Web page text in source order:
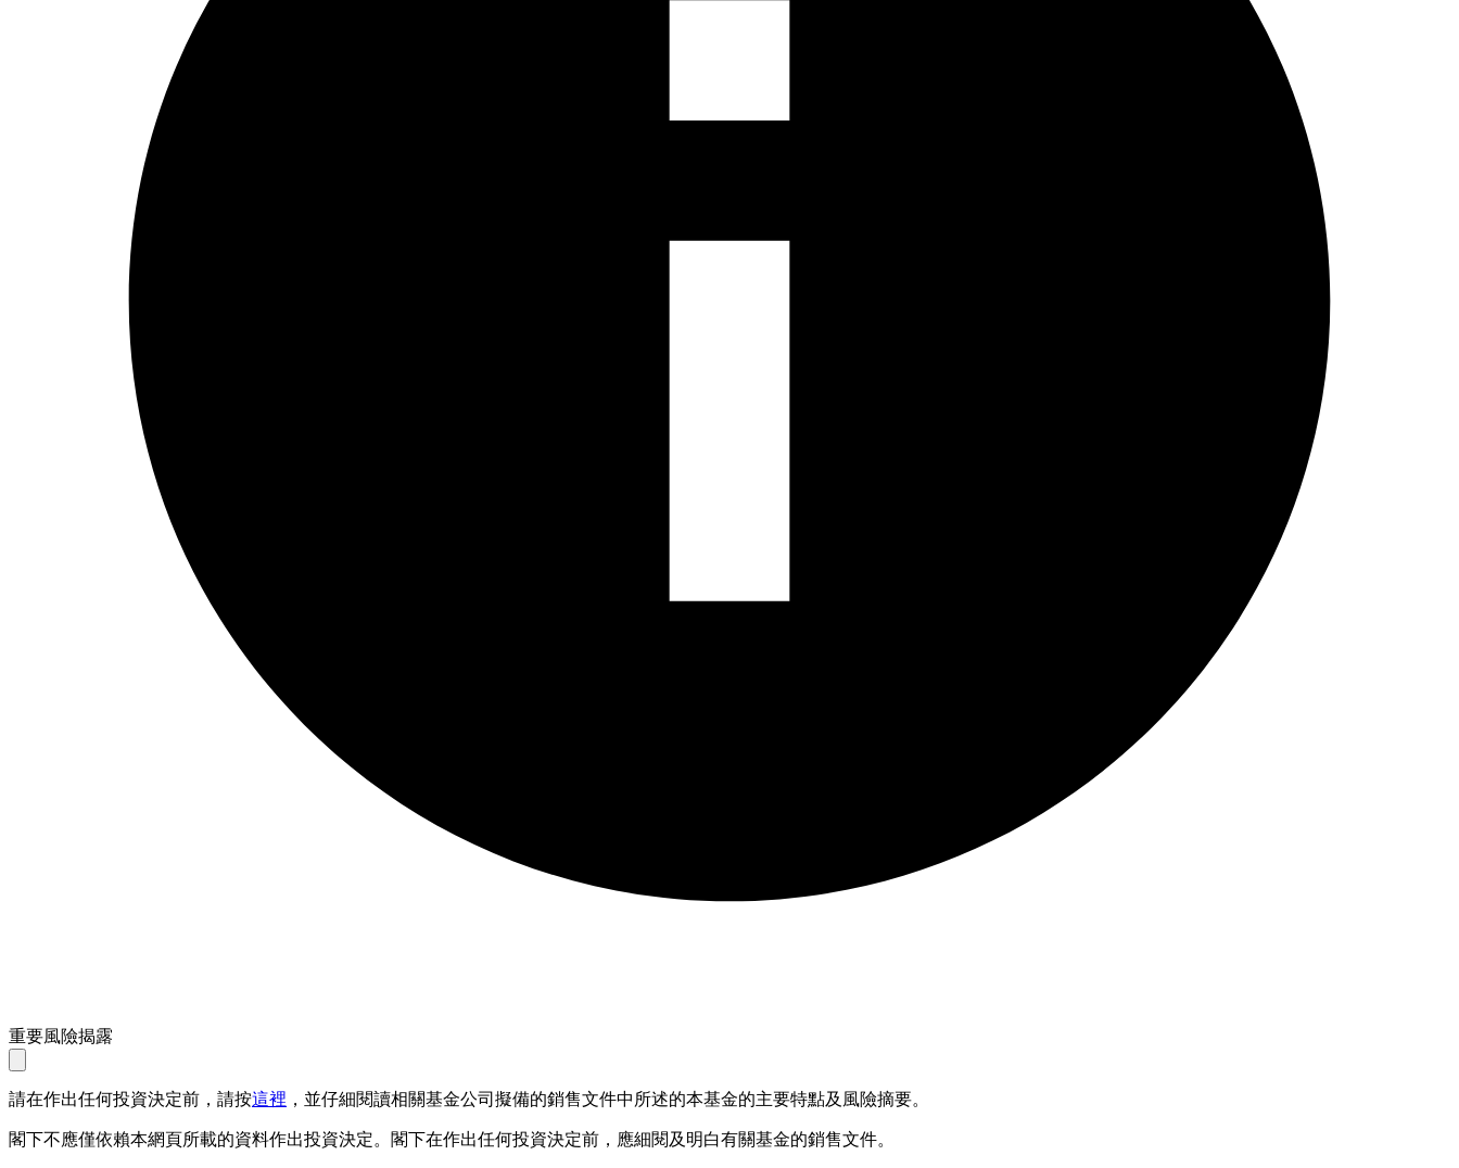
重要風險揭露
請在作出任何投資決定前，請按這裡 ，並仔細閱讀相關基金公司擬備的銷售文件中所述的本基金的主要特點及風險摘要。
閣下不應僅依賴本網頁所載的資料作出投資決定。閣下在作出任何投資決定前，應細閱及明白有關基金的銷售文件。